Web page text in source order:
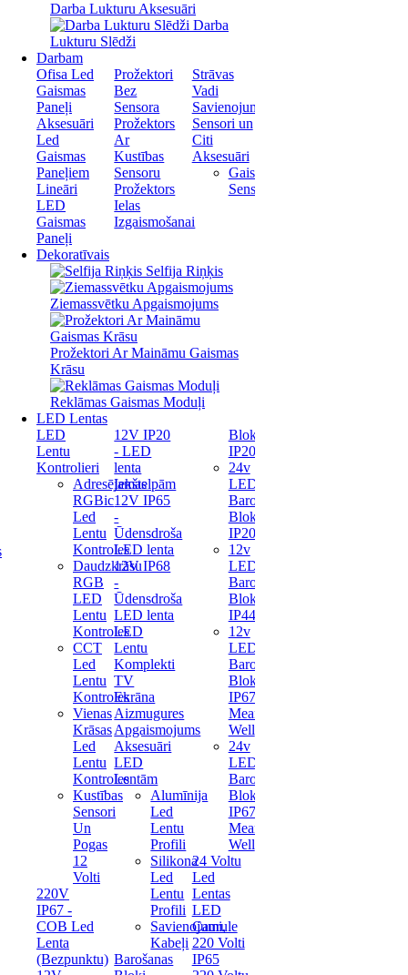
Darba Lukturu Aksesuāri
Darba
Lukturu Slēdži
Darbam
Ofisa Led
Gaismas
Paneļi
Aksesuāri
Led
Gaismas
Paneļiem
Lineāri
LED
Gaismas
Paneļi
Prožektori
Bez
Sensora
Prožektors
Ar
Kustības
Sensoru
Prožektors
Ielas
Izgaismošanai
Strāvas
Vadi
Savienojumi
Sensori un
Citi
Aksesuāri
Gaismas
Sensori
Dekoratīvais
Selfija Riņķis
Ziemassvētku Apgaismojums
Prožektori Ar Maināmu Gaismas
Krāsu
Reklāmas Gaismas Moduļi
LED Lentas
LED
Lentu
Kontrolieri
Adresējamas
RGBic
Led
Lentu
Kontroles
Daudzkrāsu
RGB
LED
Lentu
Kontroles
CCT
Led
Lentu
Kontroles
Vienas
Krāsas
Led
Lentu
Kontroles
Kustības
Sensori
Un
Pogas
12
Volti
220V
IP67 -
COB Led
Lenta
(Bezpunktu)
12V IP20
- LED
lenta
Iekštelpām
12V IP65
-
Ūdensdroša
LED lenta
12V IP68
-
Ūdensdroša
LED lenta
LED
Lentu
Komplekti
TV
Ekrāna
Aizmugures
Apgaismojums
Aksesuāri
LED
Lentām
Alumīnija
Led
Lentu
Profili
Silikona
Led
Lentu
Profili
Savienojumi,
Kabeļi
Barošanas
Bloks
IP20
24v
LED
Barošanas
Bloks
IP20
12v
LED
Barošanas
Bloks
IP44
12v
LED
Barošanas
Bloks
IP67
Mean
Well
24v
LED
Barošanas
Bloks
IP67
Mean
Well
24 Voltu
Led
Lentas
LED
Caurule
220 Volti
IP65